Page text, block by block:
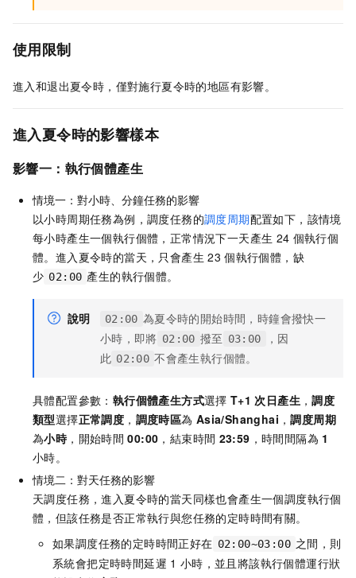
使用限制
進入和退出夏令時，僅對施行夏令時的地區有影響。
進入夏令時的影響樣本
影響一：執行個體產生
情境一：對小時、分鐘任務的影響
以小時周期任務為例，調度任務的調度周期配置如下，該情境
每小時產生一個執行個體，正常情況下一天產生 24 個執行個
體。進入夏令時的當天，只會產生 23 個執行個體，缺
少 02:00 產生的執行個體。
說明 02:00 為夏令時的開始時間，時鐘會撥快一
小時，即將 02:00 撥至 03:00
，因
此 02:00 不會產生執行個體。
具體配置參數： 執行個體產生方式選擇 T+1 次日產生 ，調度
類型選擇正常調度 ， 調度時區為 Asia/Shanghai ，調度周期
為小時，開始時間 00:00 ，結束時間 23:59 ，時間間隔為 1
小時。
情境二：對天任務的影響
天調度任務，進入夏令時的當天同樣也會產生一個調度執行個
體，但該任務是否正常執行與您任務的定時時間有關。
如果調度任務的定時時間正好在 02:00~03:00 之間，則
系統會把定時時間延遲 1 小時，並且將該執行個體運行狀